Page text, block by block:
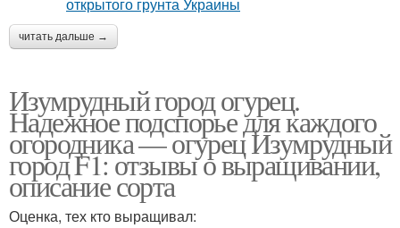
читать дальше →
Изумрудный город огурец.
Надежное подспорье для каждого
огородника — огурец Изумрудный
город F1: отзывы о выращивании,
описание сорта
Оценка, тех кто выращивал: